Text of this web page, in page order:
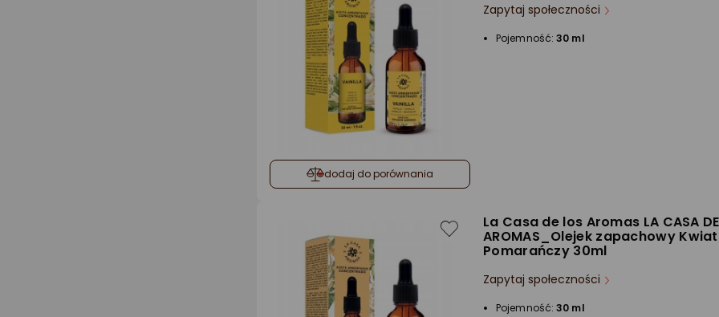
dodaj do porównania
Zapytaj społeczności
Pojemność:30 ml
La Casa de los Aromas LA CASA DE
AROMAS_Olejek zapachowy Kwiat
Pomarańczy 30ml
Zapytaj społeczności
Pojemność:30 ml